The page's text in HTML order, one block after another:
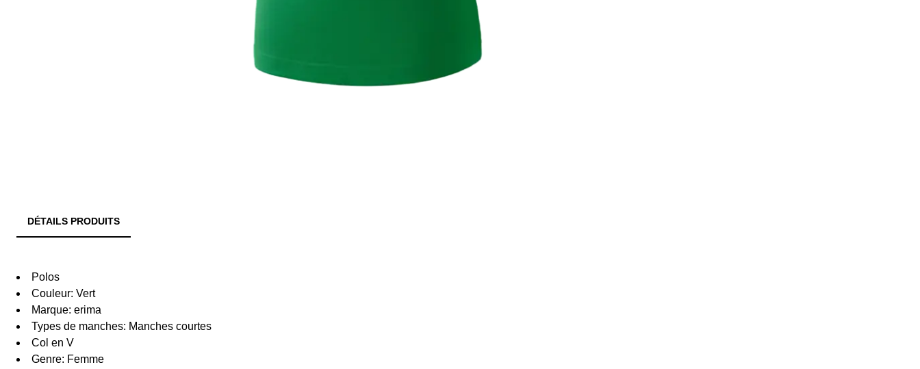
DÉTAILS PRODUITS
Polos
Couleur: Vert
Marque: erima
Types de manches: Manches courtes
Col en V
Genre: Femme